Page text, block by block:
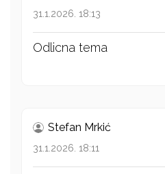
31.1.2026. 18:13
Odlicna tema
Stefan Mrkić
31.1.2026. 18:11